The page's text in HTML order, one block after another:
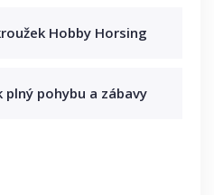
Hobby Horsing
plný pohybu a zábavy